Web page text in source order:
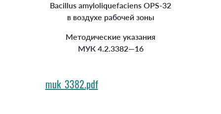
Bacillus amyloliquefaciens OPS-32
в воздухе рабочей зоны
Методические указания
МУК 4.2.3382—16
muk_3382.pdf